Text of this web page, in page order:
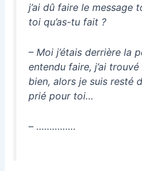
j’ai dû faire le message
toi qu’as-tu fait ?
– Moi j’étais derrière la
entendu faire, j’ai
bien, alors je suis resté
prié pour toi…
– ……………